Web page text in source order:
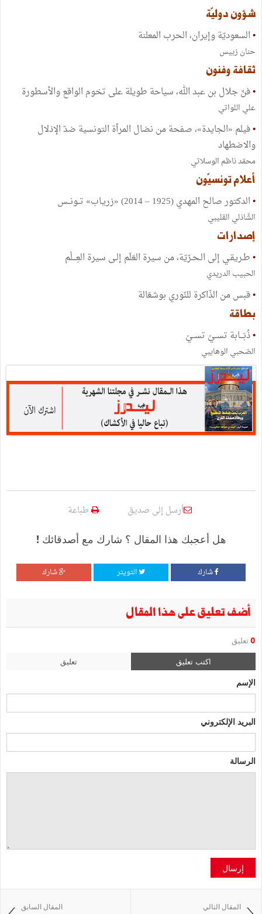
شؤون دوليّة
•السعوديّة وإيران، الحرب المعلنة
حنان زبيس
ثقافة وفنون
•فنّ جلال بن عبد الله، سياحة طويلة على تخوم الواقع والأسطورة
علي اللواتي
•فيلم «الجايدة»، صفحة من نضال المرأة التونسية ضدّ الإذلال
والاضطهاد
محمّد ناظم الوسلاتي
أعلام تونسيّون
•الدكتور صالح المهدي (1925 – 2014) «زريـاب» تــونــس
الشّاذلي القليبي
إصدارات
•طـريقـي إلى الـحـرّيّة، من سيرة العَلَم إلـى سيرة العِـــلْم
الحبيب الدريدي
•قبس من الذّاكرة للنّوري بوشعّالة
بطاقة
•ذُبَـــابة تســيْ تســيْ
الصّحبي الوهايبي
أرسل إلى صديق طباعة
هل أعجبك هذا المقال ؟ شارك مع أصدقائك !
شارك التويتر شارك
أضف تعليق على هذا المقال
0 تعليق
اكتب تعليق تعليق
الإسم
البريد الإلكتروني
الرسالة
إرسال
المقال السابق المقال التالي